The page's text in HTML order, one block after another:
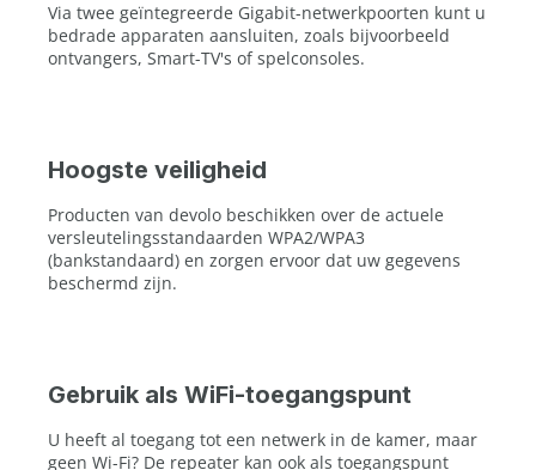
Via twee geïntegreerde Gigabit-netwerkpoorten kunt u
bedrade apparaten aansluiten, zoals bijvoorbeeld
ontvangers, Smart-TV's of spelconsoles.
Hoogste veiligheid
Producten van devolo beschikken over de actuele
versleutelingsstandaarden WPA2/WPA3
(bankstandaard) en zorgen ervoor dat uw gegevens
beschermd zijn.
Gebruik als WiFi-toegangspunt
U heeft al toegang tot een netwerk in de kamer, maar
geen Wi-Fi? De repeater kan ook als toegangspunt